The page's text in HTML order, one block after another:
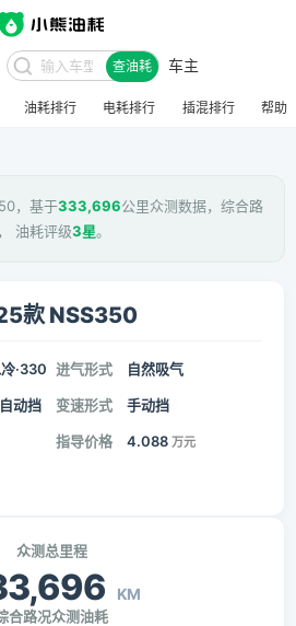
查油耗 车主
油耗排行 电耗排行 插混排行 帮助
，基于333,696公里众测数据，综合路
油耗评级3星。
款 NSS350
·330 进气形式 自然吸气
动挡 变速形式 手动挡
指导价格 4.088 万元
众测总里程
KM
合路况众测油耗